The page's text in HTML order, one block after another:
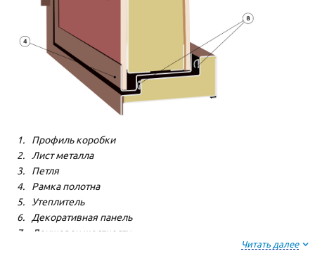
Профиль коробки
Лист металла
Петля
Рамка полотна
Утеплитель
Декоративная панель
Лонжерон жесткости
Читать далее